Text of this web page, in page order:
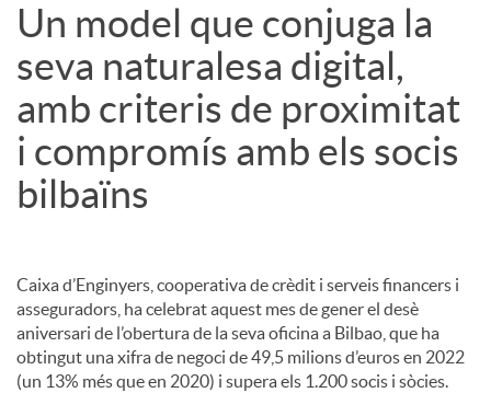
Un model que conjuga la
seva naturalesa digital,
amb criteris de proximitat
i compromís amb els socis
bilbaïns
Caixa d’Enginyers, cooperativa de crèdit i serveis financers i
asseguradors, ha celebrat aquest mes de gener el desè
aniversari de l’obertura de la seva oficina a Bilbao, que ha
obtingut una xifra de negoci de 49,5 milions d’euros en 2022
(un 13% més que en 2020) i supera els 1.200 socis i sòcies.